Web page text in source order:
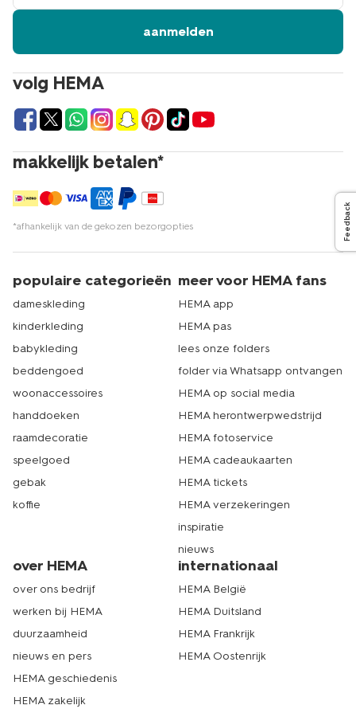
Feedback
meisjesrokken online bestellen of in
de winkel kopen
Ben je op zoek naar meisjesrokken? Bestel dan
gemakkelijk online op hema.nl of loop even binnen in
een winkel bij jou in de buurt. HEMA heeft meer dan 500
winkels in Nederland. Er zit dus altijd een winkel bij jou in
dochter zelf een keuze maken in de winkel. Dat is echt
HEMA.
volg HEMA
makkelijk betalen*
*afhankelijk van de gekozen bezorgopties
aanmelden
populaire categorieën
dameskleding
kinderkleding
babykleding
beddengoed
woonaccessoires
handdoeken
raamdecoratie
speelgoed
gebak
koffie
meer voor HEMA fans
HEMA app
HEMA pas
lees onze folders
folder via Whatsapp ontvangen
HEMA op social media
HEMA herontwerpwedstrijd
HEMA fotoservice
HEMA cadeaukaarten
HEMA tickets
HEMA verzekeringen
inspiratie
nieuws
over HEMA
over ons bedrijf
werken bij HEMA
duurzaamheid
nieuws en pers
HEMA geschiedenis
HEMA zakelijk
internationaal
HEMA België
HEMA Duitsland
HEMA Frankrijk
HEMA Oostenrijk